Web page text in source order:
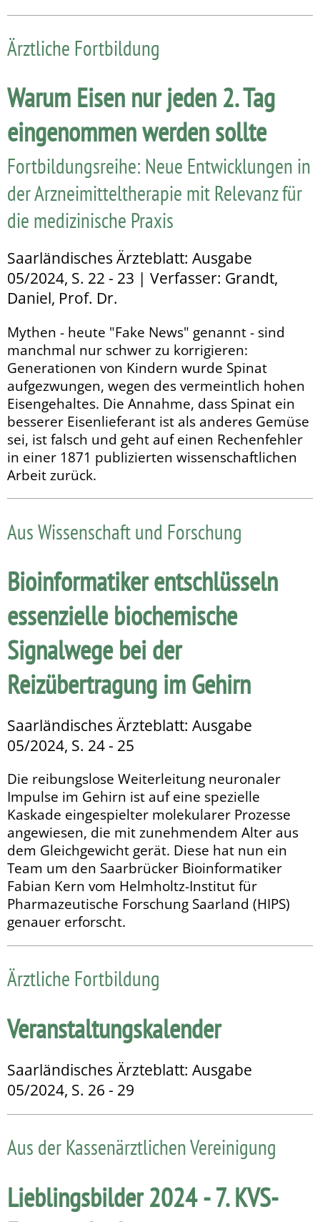
Ärztliche Fortbildung
Warum Eisen nur jeden 2. Tag
eingenommen werden sollte
Fortbildungsreihe: Neue Entwicklungen in
der Arzneimitteltherapie mit Relevanz für
die medizinische Praxis
Saarländisches Ärzteblatt: Ausgabe
05/2024, S. 22 - 23 | Verfasser: Grandt,
Daniel, Prof. Dr.
Mythen - heute "Fake News" genannt - sind
manchmal nur schwer zu korrigieren:
Generationen von Kindern wurde Spinat
aufgezwungen, wegen des vermeintlich hohen
Eisen­gehaltes. Die Annahme, dass Spinat ein
besserer Eisen­lie­ferant ist als anderes Gemüse
sei, ist falsch und geht auf einen Rechenfehler
in einer 1871 publizierten wissenschaftlichen
Arbeit zurück.
Aus Wissenschaft und Forschung
Bioinformatiker entschlüsseln
essenzielle biochemische
Signalwege bei der
Reizübertragung im Gehirn
Saarländisches Ärzteblatt: Ausgabe
05/2024, S. 24 - 25
Die reibungslose Weiterleitung neuronaler
Impulse im Gehirn ist auf eine spezielle
Kaskade eingespielter molekularer Prozesse
angewiesen, die mit zunehmendem Alter aus
dem Gleichgewicht gerät. Diese hat nun ein
Team um den Saarbrücker Bioinformatiker
Fabian Kern vom Helm­holtz-Institut für
Pharmazeutische Forschung Saarland (HIPS)
genauer erforscht.
Ärztliche Fortbildung
Veranstaltungskalender
Saarländisches Ärzteblatt: Ausgabe
05/2024, S. 26 - 29
Aus der Kassenärztlichen Vereinigung
Lieblingsbilder 2024 - 7. KVS-